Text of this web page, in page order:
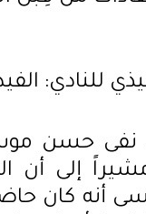
للنادي:
نفى حسن
إلى أن
أنه كان